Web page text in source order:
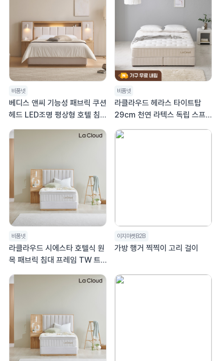
비품넷
베디스 앤씨 기능성 패브릭 쿠션
헤드 LED조명 평상형 호텔 침
대프레임 SS (슈퍼싱글)
비품넷
라클라우드 헤라스 타이트탑
29cm 천연 라텍스 독립 스프
링 호텔 매트리스 라지킹 LK
비품넷
라클라우드 시에스타 호텔식 원
목 패브릭 침대 프레임 TW 트
윈
이지마켓B2B
가방 행거 찍찍이 고리 걸이